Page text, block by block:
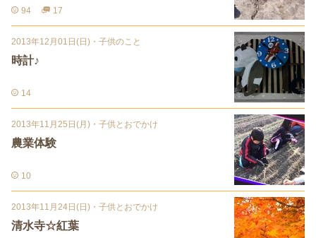
94 17
2013年12月01日(日) ・ 子供のこと
時計♪
14
2013年11月25日(月) ・ 子供とおでかけ
農業体験
10
2013年11月24日(日) ・ 子供とおでかけ
清水寺☆紅葉